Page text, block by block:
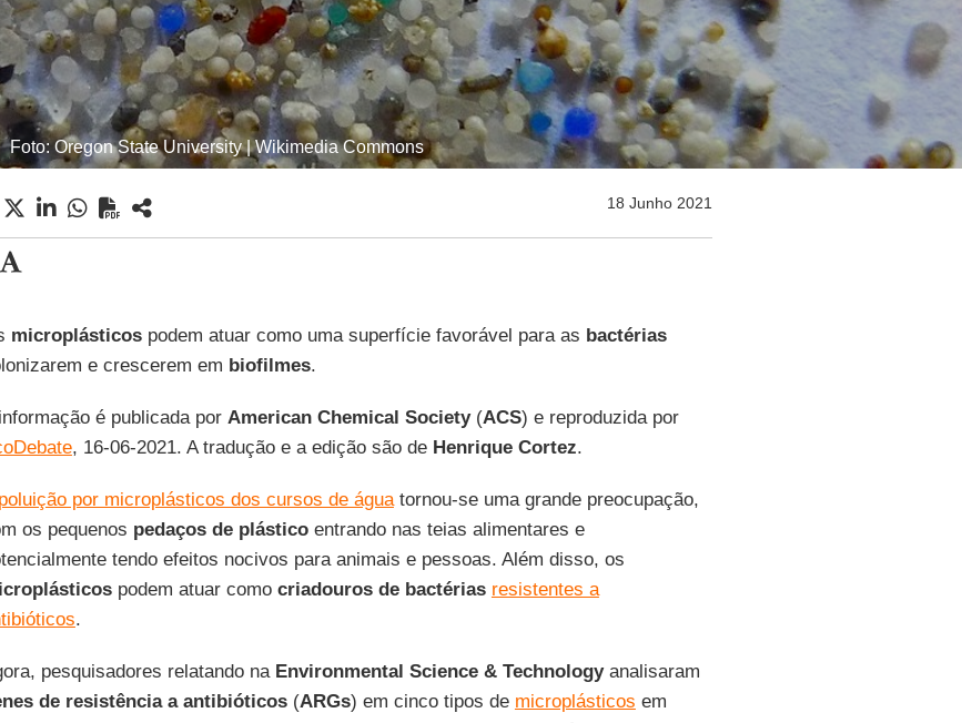
Foto: Oregon State University | Wikimedia Commons
18 Junho 2021
microplásticospodem atuar como uma superfície favorável para as bactérias
e crescerem em biofilmes.
é publicada por American Chemical Society(ACS) e reproduzida por
, 16-06-2021. A tradução e a edição são de Henrique Cortez.
poluição por microplásticos dos cursos de águatornou-se uma grande preocupação,
os pequenos pedaços de plásticoentrando nas teias alimentares e
tendo efeitos nocivos para animais e pessoas. Além disso, os
podem atuar como criadouros de bactérias resistentes a
.
pesquisadores relatando na Environmental Science & Technologyanalisaram
de resistência a antibióticos(ARGs) em cinco tipos de microplásticos em